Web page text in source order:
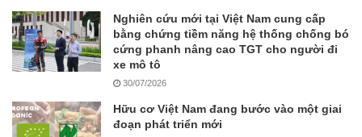
Nghiên cứu mới tại Việt Nam cung cấp
bằng chứng tiềm năng hệ thống chống bó
cứng phanh nâng cao TGT cho người đi
xe mô tô
30/07/2026
Hữu cơ Việt Nam đang bước vào một giai
đoạn phát triển mới